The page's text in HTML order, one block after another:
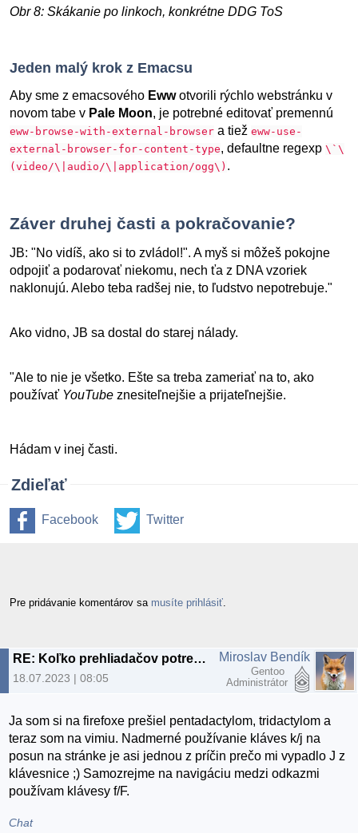
Obr 8: Skákanie po linkoch, konkrétne DDG ToS
Jeden malý krok z Emacsu
Aby sme z emacsového Ewwotvorili rýchlo webstránku v
novom tabe v Pale Moon, je potrebné editovať premennú
eww-browse-with-external-browser a tiež eww-use-
external-browser-for-content-type, defaultne regexp \`\
(video/\|audio/\|application/ogg\) .
Záver druhej časti a pokračovanie?
JB: "No vidíš, ako si to zvládol!". A myš si môžeš pokojne
odpojiť a podarovať niekomu, nech ťa z DNA vzoriek
naklonujú. Alebo teba radšej nie, to ľudstvo nepotrebuje."
Ako vidno, JB sa dostal do starej nálady.
"Ale to nie je všetko. Ešte sa treba zameriať na to, ako
používať YouTube znesiteľnejšie a prijateľnejšie.
Hádam v inej časti.
Zdieľať
Facebook Twitter
Pre pridávanie komentárov sa musíte prihlásiť
RE: Koľko prehliadačov potrebuje užívateľ Emacsu #2 | Pale Moon
18.07.2023 | 08:05
Miroslav Bendík
Gentoo
Administrátor
Ja som si na firefoxe prešiel pentadactylom, tridactylom a
teraz som na vimiu. Nadmerné používanie kláves k/j na
posun na stránke je asi jednou z príčin prečo mi vypadlo J z
klávesnice ;) Samozrejme na navigáciu medzi odkazmi
používam klávesy f/F.
Chat